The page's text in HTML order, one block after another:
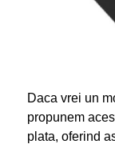
Daca vrei un
propunem
plata, oferind